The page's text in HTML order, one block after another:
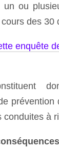
ou
des 30
enquête
prévention
conduites à